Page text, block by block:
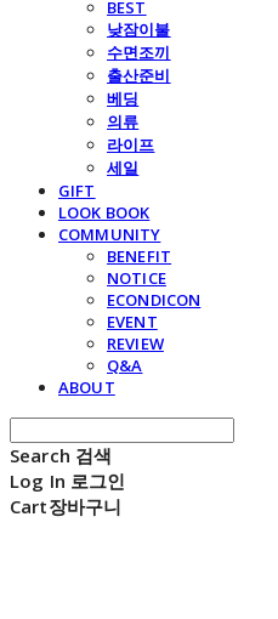
BEST
낮잠이불
수면조끼
출산준비
베딩
의류
라이프
세일
GIFT
LOOK BOOK
COMMUNITY
BENEFIT
NOTICE
ECONDICON
EVENT
REVIEW
Q&A
ABOUT
Search 검색
Log In 로그인
Cart장바구니